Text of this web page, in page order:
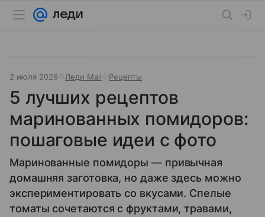
2 июля 2026 Леди Mail Рецепты
5 лучших рецептов
маринованных помидоров:
пошаговые идеи с фото
Маринованные помидоры — привычная
домашняя заготовка, но даже здесь можно
экспериментировать со вкусами. Спелые
томаты сочетаются с фруктами, травами,